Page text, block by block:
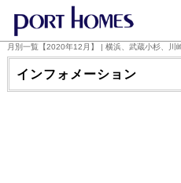
インフォメーション